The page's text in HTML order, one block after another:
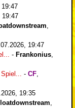
19:47
,
19:47
- Frankonius,
- CF,
19:35
,